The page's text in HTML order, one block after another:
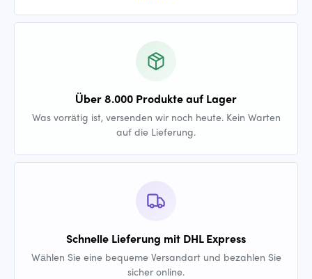
Über 8.000 Produkte auf Lager
Was vorrätig ist, versenden wir noch heute. Kein Warten
auf die Lieferung.
Schnelle Lieferung mit DHL Express
Wählen Sie eine bequeme Versandart und bezahlen Sie
sicher online.